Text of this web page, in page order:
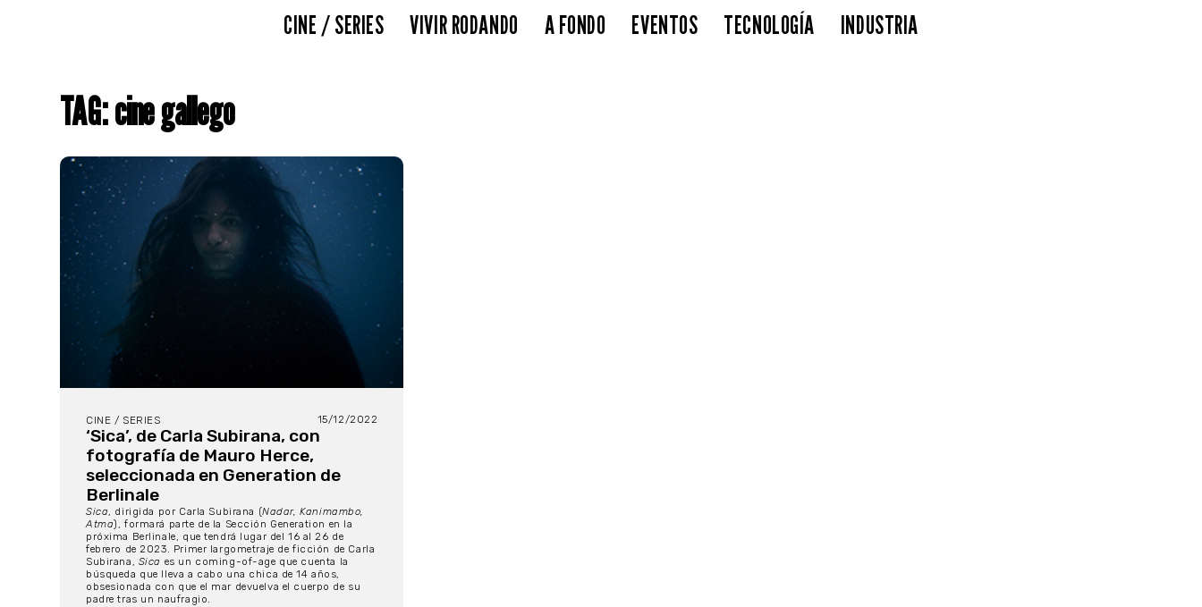
CINE / SERIES VIVIR RODANDO A FONDO EVENTOS TECNOLOGÍA INDUSTRIA
TAG: cine gallego
CINE / SERIES 15/12/2022
‘Sica’, de Carla Subirana, con
fotografía de Mauro Herce,
seleccionada en Generation de
Berlinale
Sica, dirigida por Carla Subirana (Nadar, Kanimambo,
Atma), formará parte de la Sección Generation en la
próxima Berlinale, que tendrá lugar del 16 al 26 de
febrero de 2023. Primer largometraje de ficción de Carla
Subirana, Sica es un coming-of-age que cuenta la
búsqueda que lleva a cabo una chica de 14 años,
obsesionada con que el mar devuelva el cuerpo de su
padre tras un naufragio.